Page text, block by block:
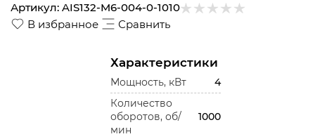
В избранное Сравнить
Артикул: AIS132-M6-004-0-1010
Характеристики
Мощность, кВт
4
Количество
оборотов, об/
мин
1000